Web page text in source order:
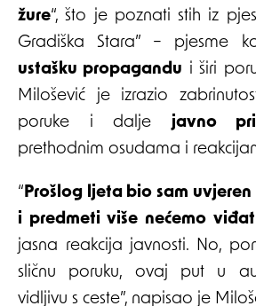
žure“, što je poznati stih iz
Gradiška Stara” – pjesme
ustašku propagandu i širi
Milošević je izrazio
poruke i dalje javno
prethodnim osudama i
“Prošlog ljeta bio sam
i predmeti više nećemo
jasna reakcija javnosti. No,
sličnu poruku, ovaj put u
vidljivu s ceste”, napisao je